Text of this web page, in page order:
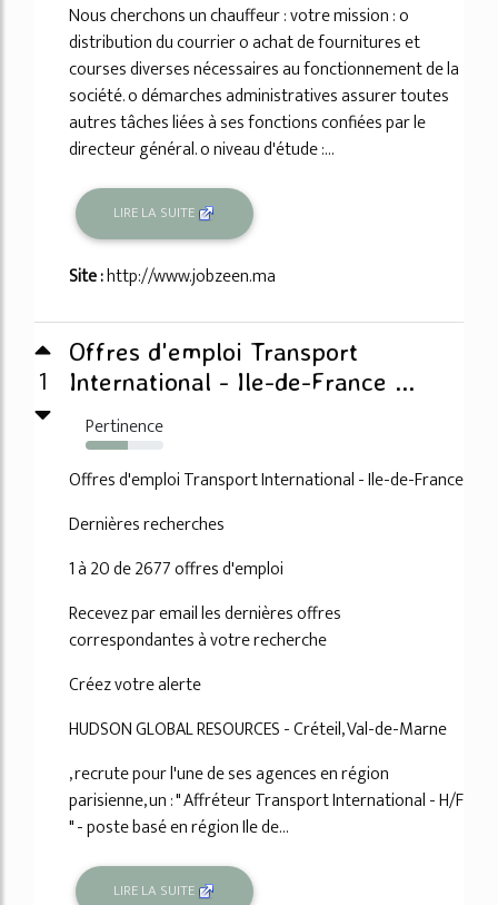
Nous cherchons un chauffeur : votre mission : o
distribution du courrier o achat de fournitures et
courses diverses nécessaires au fonctionnement de la
société. o démarches administratives assurer toutes
autres tâches liées à ses fonctions confiées par le
directeur général. o niveau d'étude :...
LIRE LA SUITE
Site :http://www.jobzeen.ma
1
Offres d'emploi Transport
International - Ile-de-France ...
Pertinence
54%
Offres d'emploi Transport International - Ile-de-France
Dernières recherches
1 à 20 de 2677 offres d'emploi
Recevez par email les dernières offres
correspondantes à votre recherche
Créez votre alerte
HUDSON GLOBAL RESOURCES - Créteil, Val-de-Marne
, recrute pour l'une de ses agences en région
parisienne, un : " Affréteur Transport International - H/F
" - poste basé en région Ile de...
LIRE LA SUITE